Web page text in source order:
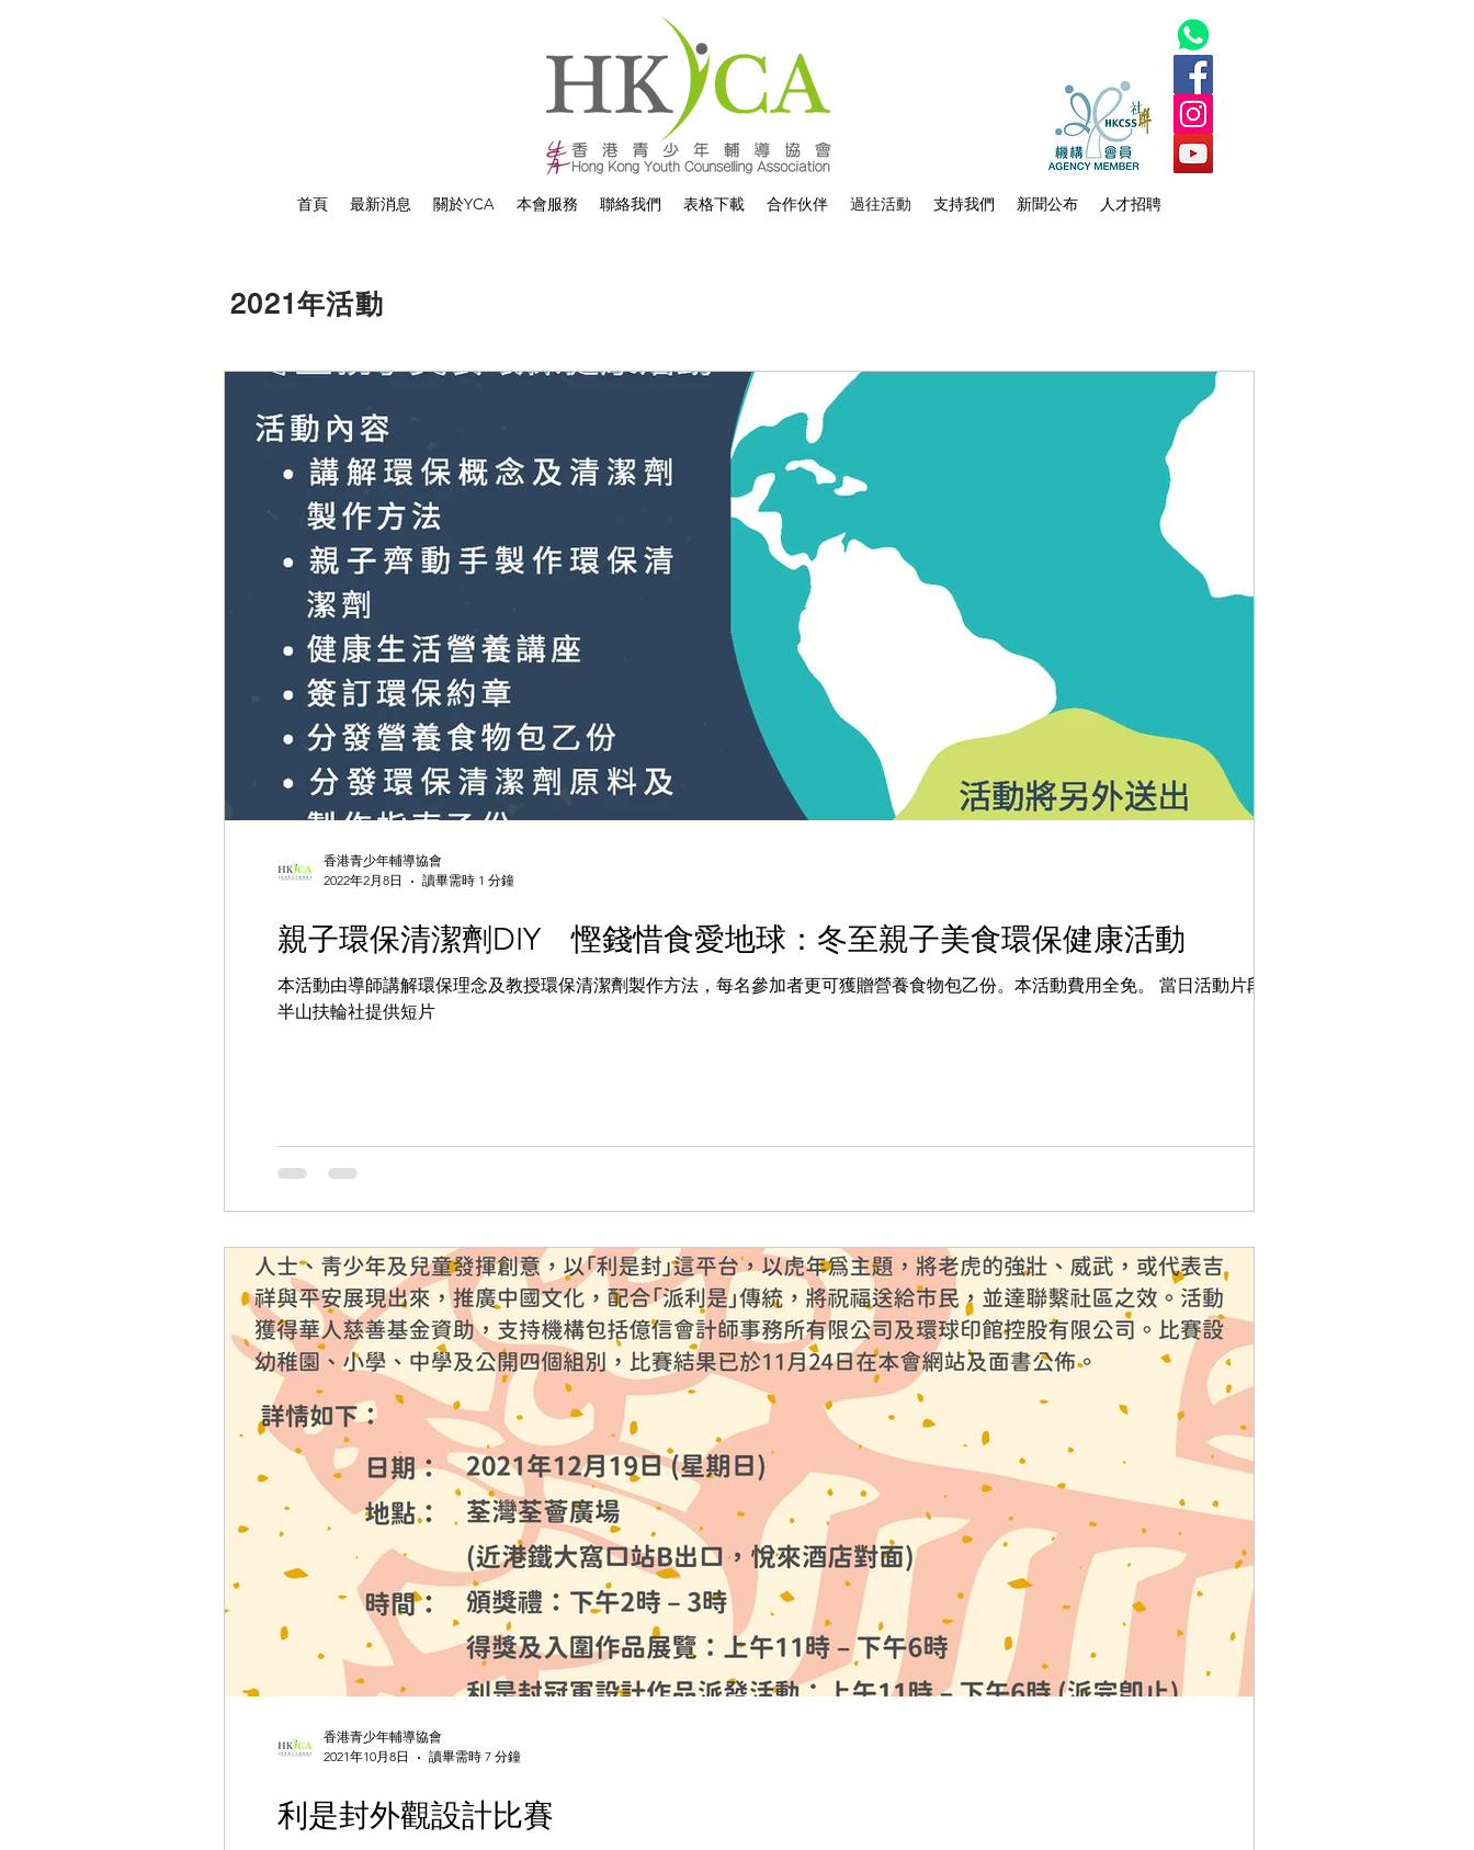
首頁 最新消息 關於YCA 本會服務 聯絡我們 表格下載 合作伙伴 過往活動 支持我們 新聞公布 人才招聘
2021年活動
親子環保清潔劑DIY 慳錢惜食愛地球：冬至親子美食環保健康活動
本活動由導師講解環保理念及教授環保清潔劑製作方法，每名參加者更可獲贈營養食物包乙份。本活動費用全免。 當日活動片段 鳴謝
半山扶輪社提供短片
香港青少年輔導協會
2022年2月8日
讀畢需時 1 分鐘
利是封外觀設計比賽
香港青少年輔導協會
2021年10月8日
讀畢需時 7 分鐘